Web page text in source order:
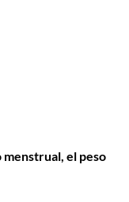
menstrual, el peso